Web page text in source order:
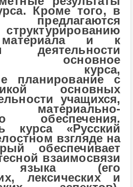
Кроме того, в
предлагаются
материала и к
деятельности
основное
курса,
планирование с
основных
учащихся,
материально-
обеспечения.
курса «Русский
взгляде на
обеспечивает
взаимосвязи
языка (его
лексических и